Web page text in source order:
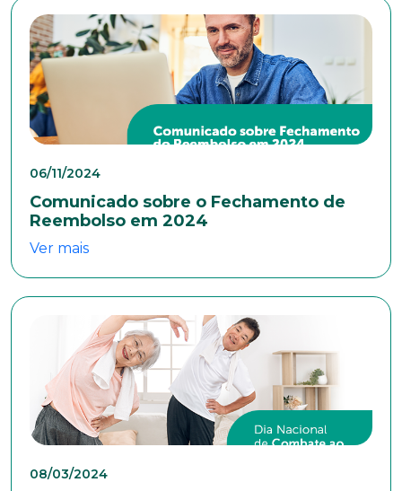
06/11/2024
Comunicado sobre o Fechamento de
Reembolso em 2024
Ver mais
08/03/2024
Trabalhe conosco
Faça parte de uma instituição sólida, ética e
comprometida com o bem-estar dos seus
colaboradores. Preencha todos os dados abaixo e
anexe seu currículo.
*Campos obrigatórios